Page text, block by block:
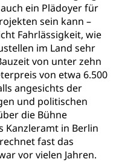
ein Plädoyer für
sein kann –
Fahrlässigkeit, wie
im Land sehr
von unter zehn
von etwa 6.500
angesichts der
und politischen
die Bühne
Kanzleramt in Berlin
fast das
vor vielen Jahren.